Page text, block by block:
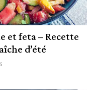
et feta – Recette
d’été